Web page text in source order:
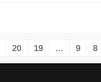
8
9
...
19
20